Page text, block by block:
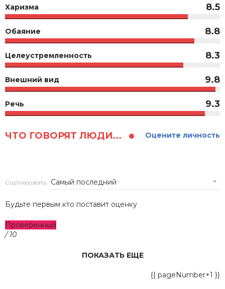
Харизма 8.5
Обаяние 8.8
Целеустремленность 8.3
Внешний вид 9.8
Речь 9.3
ЧТО ГОВОРЯТ ЛЮДИ... Оцените личность
Сортировать:
Будьте первым кто поставит оценку
Проверенный
/ 10
ПОКАЗАТЬ ЕЩЕ
{{ pageNumber+1 }}